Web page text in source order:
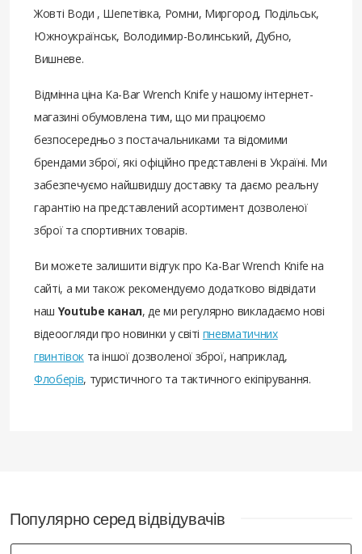
Жовті Води , Шепетівка, Ромни, Миргород, Подільськ,
Южноукраїнськ, Володимир-Волинський, Дубно,
Вишневе.
Відмінна ціна Ka-Bar Wrench Knife у нашому інтернет-
магазині обумовлена ​​тим, що ми працюємо
безпосередньо з постачальниками та відомими
брендами зброї, які офіційно представлені в Україні. Ми
забезпечуємо найшвидшу доставку та даємо реальну
гарантію на представлений асортимент дозволеної
зброї та спортивних товарів.
Ви можете залишити відгук про Ka-Bar Wrench Knife на
сайті, а ми також рекомендуємо додатково відвідати
наш Youtube канал, де ми регулярно викладаємо нові
відеоогляди про новинки у світі пневматичних
гвинтівокта іншої дозволеної зброї, наприклад,
Флоберів, туристичного та тактичного екіпірування.
Популярно серед відвідувачів